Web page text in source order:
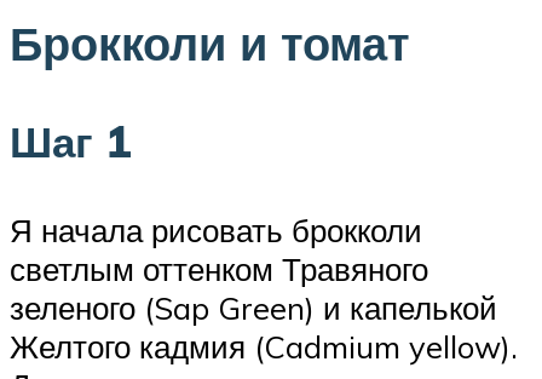
Брокколи и томат
Шаг 1
Я начала рисовать брокколи
светлым оттенком Травяного
зеленого (Sap Green) и капелькой
Желтого кадмия (Cadmium yellow).